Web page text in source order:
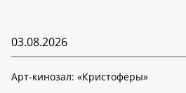
03.08.2026
Арт-кинозал: «Кристоферы»